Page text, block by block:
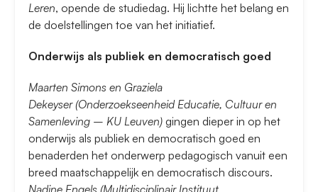
Leren, opende de studiedag. Hij lichtte het belang en
de doelstellingen toe van het initiatief.
Onderwijs als publiek en democratisch goed
Maarten Simons en Graziela
Dekeyser (Onderzoekseenheid Educatie, Cultuur en
Samenleving – KU Leuven) gingen dieper in op het
onderwijs als publiek en democratisch goed en
benaderden het onderwerp pedagogisch vanuit een
breed maatschappelijk en democratisch discours.